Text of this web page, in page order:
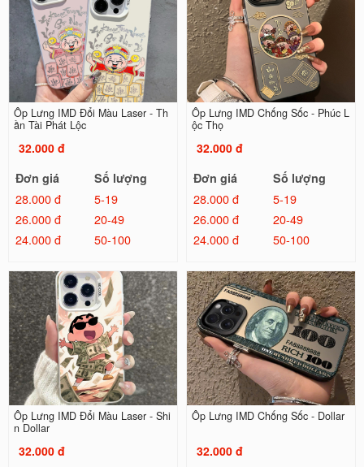
Ốp Lưng IMD Đổi Màu Laser - Th
ần Tài Phát Lộc
32.000 đ
Đơn giá
Số lượng
28.000 đ
5-19
26.000 đ
20-49
24.000 đ
50-100
Ốp Lưng IMD Chống Sốc - Phúc L
ộc Thọ
32.000 đ
Đơn giá
Số lượng
28.000 đ
5-19
26.000 đ
20-49
24.000 đ
50-100
Ốp Lưng IMD Đổi Màu Laser - Shi
n Dollar
32.000 đ
Ốp Lưng IMD Chống Sốc - Dollar
32.000 đ